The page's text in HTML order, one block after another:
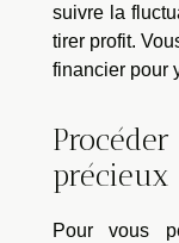
suivre la
tirer profit.
financier pour
précieux
Pour vous